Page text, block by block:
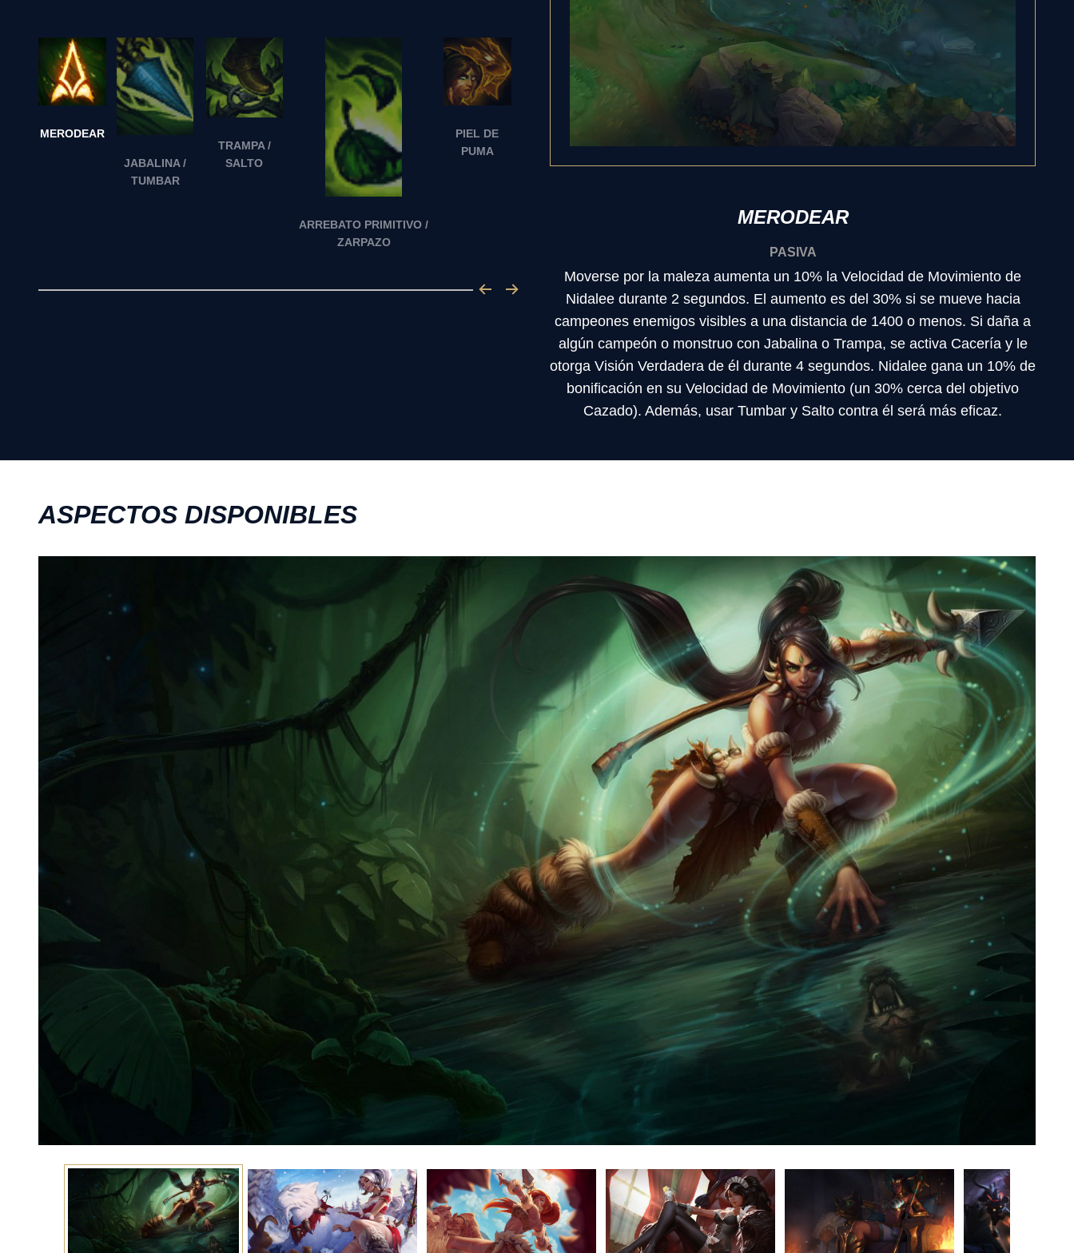
MERODEAR
JABALINA /
TUMBAR
TRAMPA /
SALTO
ARREBATO PRIMITIVO /
ZARPAZO
PIEL DE
PUMA
MERODEAR
PASIVA
Moverse por la maleza aumenta un 10% la Velocidad de Movimiento de
Nidalee durante 2 segundos. El aumento es del 30% si se mueve hacia
campeones enemigos visibles a una distancia de 1400 o menos. Si daña a
algún campeón o monstruo con Jabalina o Trampa, se activa Cacería y le
otorga Visión Verdadera de él durante 4 segundos. Nidalee gana un 10% de
bonificación en su Velocidad de Movimiento (un 30% cerca del objetivo
Cazado). Además, usar Tumbar y Salto contra él será más eficaz.
ASPECTOS DISPONIBLES